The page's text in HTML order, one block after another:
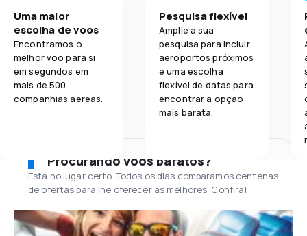
Uma maior
escolha de voos
Encontramos o
melhor voo para si
em segundos em
mais de 500
companhias aéreas.
Pesquisa flexível
Amplie a sua
pesquisa para incluir
aeroportos próximos
e uma escolha
flexível de datas para
encontrar a opção
mais barata.
Procurando voos baratos?
Está no lugar certo. Todos os dias comparamos centenas
de ofertas para lhe oferecer as melhores. Confira!